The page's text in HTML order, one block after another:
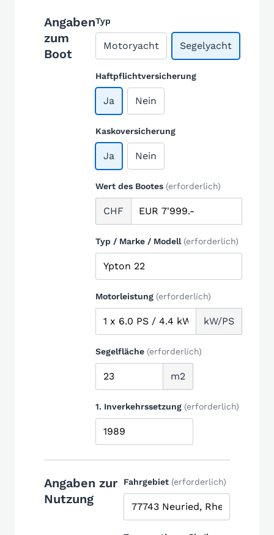
Angaben
zum
Boot
Typ
Motoryacht Segelyacht
Haftpflichtversicherung
Ja Nein
Kaskoversicherung
Ja Nein
Wert des Bootes (erforderlich)
CHF
Typ / Marke / Modell (erforderlich)
Motorleistung (erforderlich)
kW/PS
Segelfläche (erforderlich)
m2
1. Inverkehrssetzung (erforderlich)
Angaben zur
Nutzung
Fahrgebiet (erforderlich)